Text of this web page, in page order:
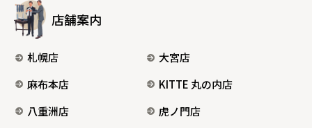
店舗案内
札幌店
大宮店
麻布本店
KITTE 丸の内店
八重洲店
虎ノ門店